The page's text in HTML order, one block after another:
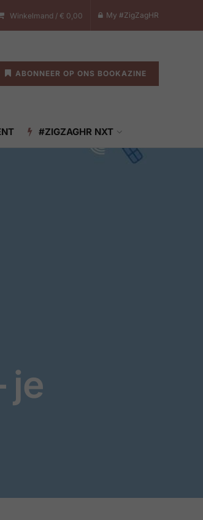
Winkelmand / € 0,00 My #ZigZagHR
ABONNEER OP ONS BOOKAZINE
#ZIGZAGHR NXT
je